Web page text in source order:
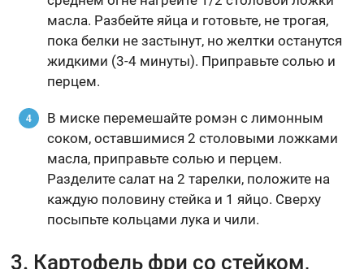
масла. Разбейте яйца и готовьте, не трогая,
пока белки не застынут, но желтки останутся
жидкими (3-4 минуты). Приправьте солью и
перцем.
В миске перемешайте ромэн с лимонным
соком, оставшимися 2 столовыми ложками
масла, приправьте солью и перцем.
Разделите салат на 2 тарелки, положите на
каждую половину стейка и 1 яйцо. Сверху
посыпьте кольцами лука и чили.
3. Картофель фри со стейком,